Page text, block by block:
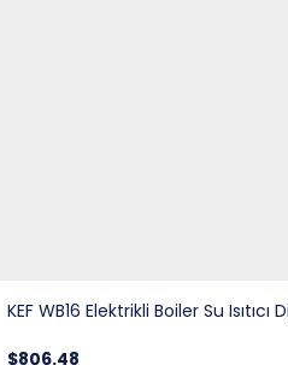
$806.48